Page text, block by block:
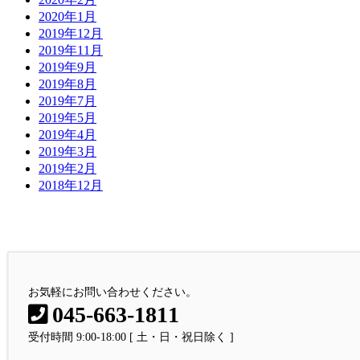
2020年1月
2019年12月
2019年11月
2019年9月
2019年8月
2019年7月
2019年5月
2019年4月
2019年3月
2019年2月
2018年12月
お気軽にお問い合わせください。
045-663-1811
受付時間 9:00-18:00 [ 土・日・祝日除く ]